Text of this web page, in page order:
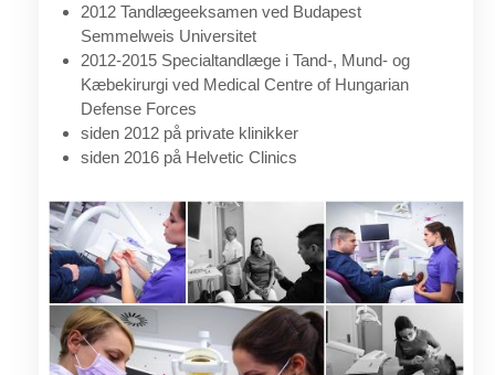
2012 Tandlægeeksamen ved Budapest
Semmelweis Universitet
2012-2015 Specialtandlæge i Tand-, Mund- og
Kæbekirurgi ved Medical Centre of Hungarian
Defense Forces
siden 2012 på private klinikker
siden 2016 på Helvetic Clinics